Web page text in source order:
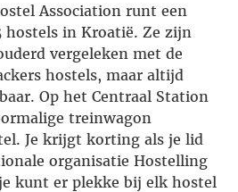
Association runt een
hostels in Kroatië. Ze zijn
vergeleken met de
hostels, maar altijd
Op het Centraal Station
treinwagon
Je krijgt korting als je lid
organisatie Hostelling
kunt er plekke bij elk hostel